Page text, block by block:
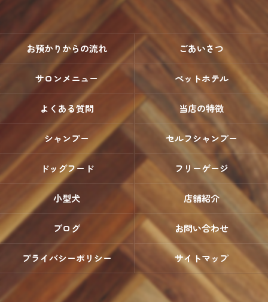
お預かりからの流れ ごあいさつ
サロンメニュー ペットホテル
よくある質問 当店の特徴
シャンプー セルフシャンプー
ドッグフード フリーゲージ
小型犬 店舗紹介
ブログ お問い合わせ
プライバシーポリシー サイトマップ